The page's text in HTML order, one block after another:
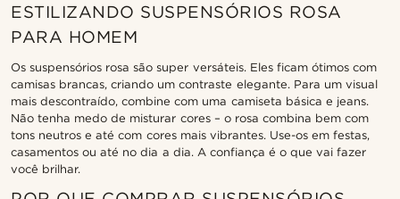
ESTILIZANDO SUSPENSÓRIOS ROSA
PARA HOMEM
Os suspensórios rosa são super versáteis. Eles ficam ótimos com
camisas brancas, criando um contraste elegante. Para um visual
mais descontraído, combine com uma camiseta básica e jeans.
Não tenha medo de misturar cores – o rosa combina bem com
tons neutros e até com cores mais vibrantes. Use-os em festas,
casamentos ou até no dia a dia. A confiança é o que vai fazer
você brilhar.